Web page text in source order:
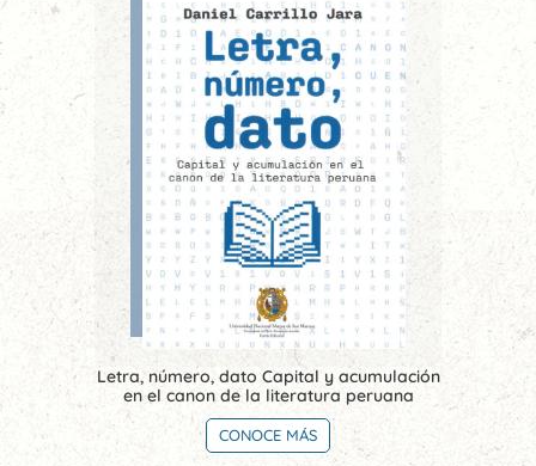
Letra, número, dato Capital y acumulación
en el canon de la literatura peruana
CONOCE MÁS